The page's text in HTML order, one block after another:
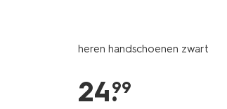
zwart-
heren handschoenen zwart
24.
99